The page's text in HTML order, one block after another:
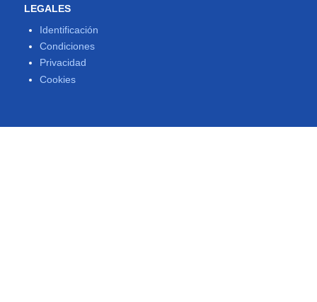
LEGALES
Identificación
Condiciones
Privacidad
Cookies